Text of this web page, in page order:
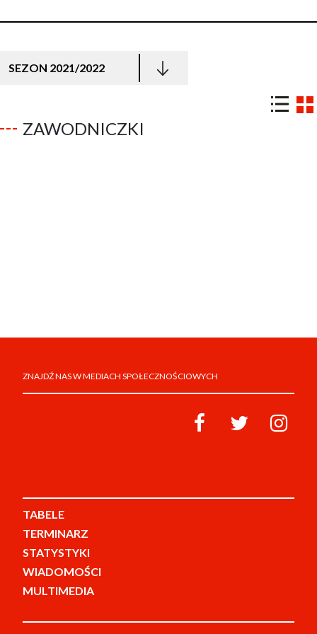
SEZON 2021/2022
ZAWODNICZKI
ZNAJDŹ NAS W MEDIACH SPOŁECZNOŚCIOWYCH
TABELE
TERMINARZ
STATYSTYKI
WIADOMOŚCI
MULTIMEDIA